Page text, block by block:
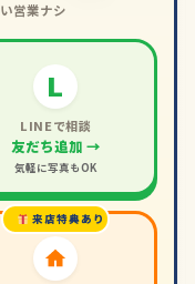
営業ナシ
L
LINEで相談
友だち追加 →
気軽に写真もOK
来店特典あり